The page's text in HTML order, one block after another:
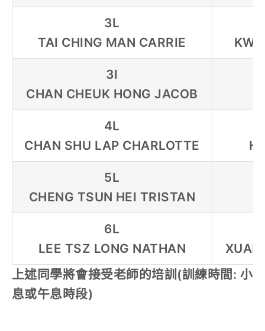
3L
TAI CHING MAN CARRIE
3I
CHAN CHEUK HONG JACOB
4L
CHAN SHU LAP CHARLOTTE
5L
CHENG TSUN HEI TRISTAN
6L
LEE TSZ LONG NATHAN
XUAN
上述同學將會接受老師的培訓(訓練時間: 小
息或午息時段)